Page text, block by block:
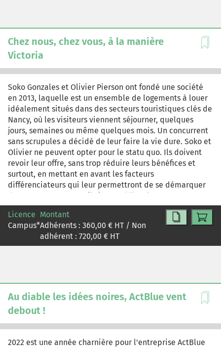
Chez nous, chez vous, à la manière
Victoria
Soko Gonzales et Olivier Pierson ont fondé une société
en 2013, laquelle est un ensemble de logements à louer
idéalement situés dans des secteurs touristiques clés de
Nancy, où les visiteurs viennent séjourner, quelques
jours, semaines ou même quelques mois. Un concurrent
sans scrupules a décidé de leur faire la vie dure. Soko et
Olivier ne peuvent opter pour le statu quo. Ils doivent
revoir leur offre, sans trop réduire leurs bénéfices et
surtout, en mettant en avant les facteurs
différenciateurs qui leur permettront de se démarquer
d'une concurrence qu'ils jugent déloyale, et ce, en
maximisant leur présence sur Internet. Comment s'y
prendre ?
Licence
Campus*
Montant
Adhérents : 360,00 € HT / Non
adhérent : 720,00 € HT
Au diable les idées noires, ActBlue vent
debout !
2022 est une année charnière pour l'entreprise ActBlue